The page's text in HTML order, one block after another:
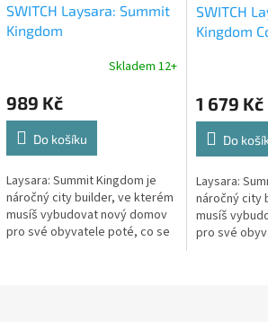
SWITCH Laysara: Summit
Kingdom
Skladem 12+
989 Kč
Do košíku
Laysara: Summit Kingdom je
náročný city builder, ve kterém
musíš vybudovat nový domov
pro své obyvatele poté, co se
SWITCH
Kingdom
1 679 Kč
Do
Laysara:
náročný city
musíš
pro své